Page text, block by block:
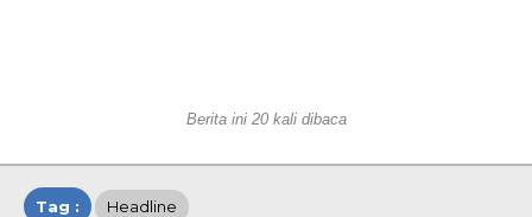
Berita ini 20 kali dibaca
Tag : Headline